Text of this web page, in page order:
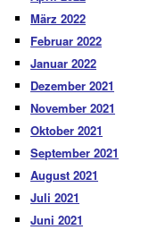
März 2022
Februar 2022
Januar 2022
Dezember 2021
November 2021
Oktober 2021
September 2021
August 2021
Juli 2021
Juni 2021